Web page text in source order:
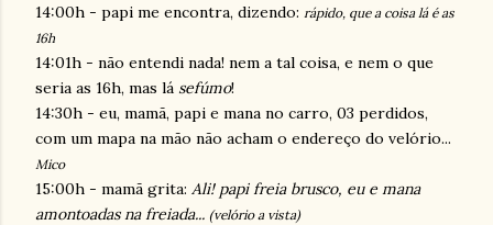
14:00h - papi me encontra, dizendo: rápido, que a coisa lá é as
16h
14:01h - não entendi nada! nem a tal coisa, e nem o que
seria as 16h, mas lá sefúmo!
14:30h - eu, mamã, papi e mana no carro, 03 perdidos,
com um mapa na mão não acham o endereço do velório...
Mico
15:00h - mamã grita: Ali! papi freia brusco, eu e mana
amontoadas na freiada... (velório a vista)